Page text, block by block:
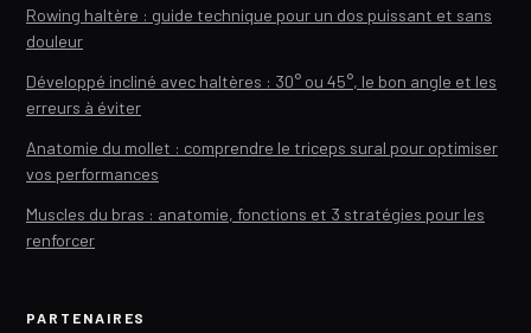
Rowing haltère : guide technique pour un dos puissant et sans
douleur
Développé incliné avec haltères : 30° ou 45°, le bon angle et les
erreurs à éviter
Anatomie du mollet : comprendre le triceps sural pour optimiser
vos performances
Muscles du bras : anatomie, fonctions et 3 stratégies pour les
renforcer
PARTENAIRES